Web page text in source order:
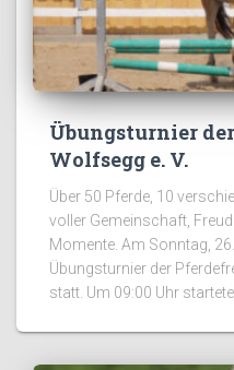
Übungsturnier
Wolfsegg e. V.
Über 50 Pferde, 10
voller Gemeinschaft,
Momente. Am Sonntag,
Übungsturnier der
statt. Um 09:00 Uhr